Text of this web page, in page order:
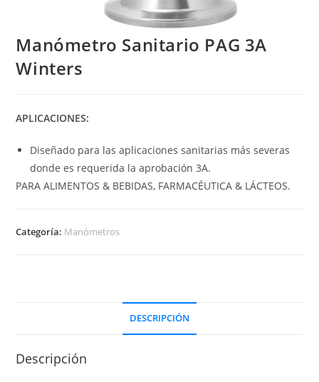
Manómetro Sanitario PAG 3A
Winters
APLICACIONES:
Diseñado para las aplicaciones sanitarias más severas
donde es requerida la aprobación 3A.
PARA ALIMENTOS & BEBIDAS, FARMACÉUTICA & LÁCTEOS.
Categoría: Manómetros
DESCRIPCIÓN
Descripción